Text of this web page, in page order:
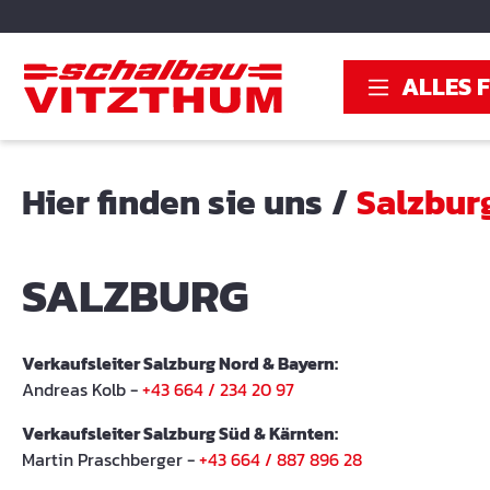
ALLES
Hier finden sie uns /
SALZBURG
Verkaufsleiter Salzburg Nord & Bayern:
Andreas Kolb -+43 664 / 234 20 97
Verkaufsleiter Salzburg Süd & Kärnten:
Martin Praschberger -+43 664 / 887 896 28